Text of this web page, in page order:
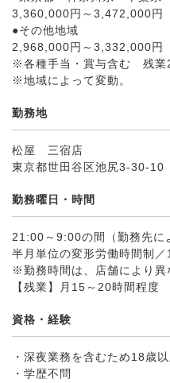
3,360,000円～3,472,000円
●その他地域
2,968,000円～3,332,000円
※各種手当・賞与含む 残業
※地域によって変動。
勤務地
松屋 三宿店
東京都世田谷区池尻3-30-10
勤務曜日・時間
21:00～9:00の間（勤務先に
半月単位の変形労働時間制
※勤務時間は、店舗により異
【残業】月15～20時間程度
資格・経験
・深夜業務を含むため18歳以
・学歴不問